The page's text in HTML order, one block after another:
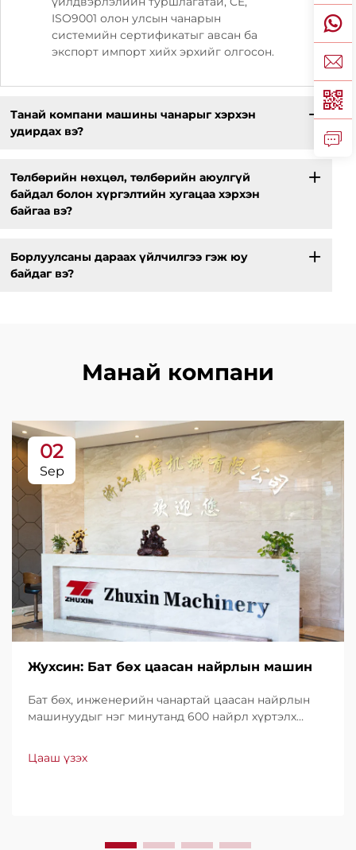
ISO9001 олон улсын чанарын
системийн сертификатыг авсан ба
экспорт импорт хийх эрхийг олгосон.
Танай компани машины чанарыг хэрхэн
удирдах вэ?
Төлбөрийн нөхцөл, төлбөрийн аюулгүй
байдал болон хүргэлтийн хугацаа хэрхэн
байгаа вэ?
Борлуулсаны дараах үйлчилгээ гэж юу
байдаг вэ?
Манай компани
02
Sep
Жухсин: Бат бөх цаасан найрлын машин
Бат бөх, инженерийн чанартай цаасан найрлын
машинуудыг нэг минутанд 600 найрл хүртэлх
дэлхийн хэмжээнд итгэл үнэнчээр ашиглагддаг.
Цааш үзэх